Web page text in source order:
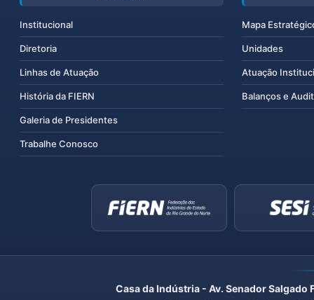
Institucional
Diretoria
Linhas de Atuação
História da FIERN
Galeria de Presidentes
Trabalhe Conosco
Mapa
Unidades
Atuação
Balanços e
Casa da Indústria - Av. Senador